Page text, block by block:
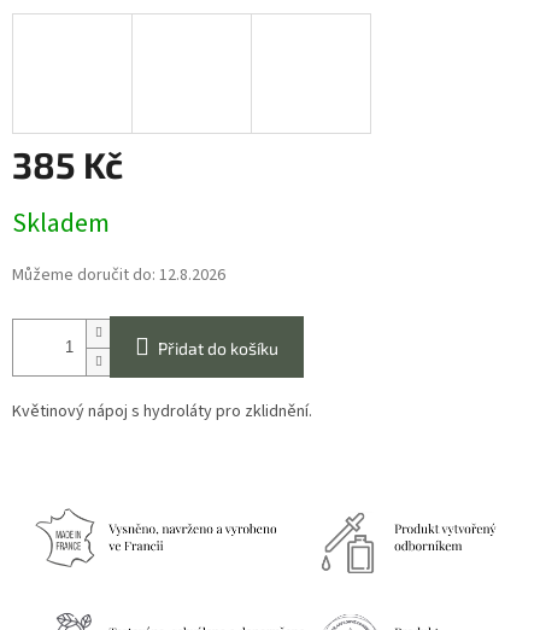
385 Kč
cena:
Skladem
Můžeme doručit do: 12.8.2026
Přidat do košíku
Květinový nápoj s hydroláty pro zklidnění.